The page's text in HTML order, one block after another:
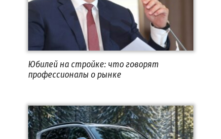
Юбилей на стройке: что говорят
профессионалы о рынке